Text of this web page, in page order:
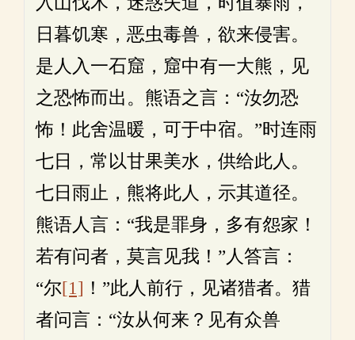
日暮饥寒，恶虫毒兽，欲来侵害。
是人入一石窟，窟中有一大熊，见
之恐怖而出。熊语之言：“汝勿恐
怖！此舍温暖，可于中宿。”时连雨
七日，常以甘果美水，供给此人。
七日雨止，熊将此人，示其道径。
熊语人言：“我是罪身，多有怨家！
若有问者，莫言见我！”人答言：
“尔[1] ！”此人前行，见诸猎者。猎
者问言：“汝从何来？见有众兽